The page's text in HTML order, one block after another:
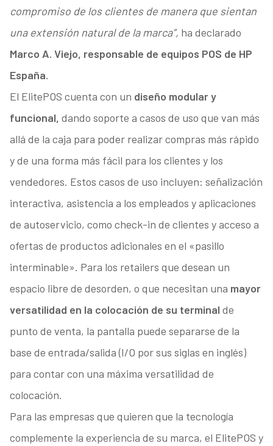
compromiso de los clientes de manera que sientan
una extensión natural de la marca”, ha declarado
Marco A. Viejo, responsable de equipos POS de HP
España.
El ElitePOS cuenta con un diseño modular y
funcional, dando soporte a casos de uso que van más
allá de la caja para poder realizar compras más rápido
y de una forma más fácil para los clientes y los
vendedores. Estos casos de uso incluyen: señalización
interactiva, asistencia a los empleados y aplicaciones
de autoservicio, como check-in de clientes y acceso a
ofertas de productos adicionales en el «pasillo
interminable». Para los retailers que desean un
espacio libre de desorden, o que necesitan una mayor
versatilidad en la colocación de su terminal de
punto de venta, la pantalla puede separarse de la
base de entrada/salida (I/O por sus siglas en inglés)
para contar con una máxima versatilidad de
colocación.
Para las empresas que quieren que la tecnología
complemente la experiencia de su marca, el ElitePOS y